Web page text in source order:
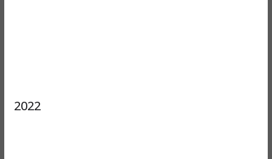
2022